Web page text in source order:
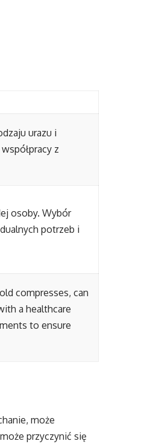
urazu i
z
osoby. Wybór
potrzeb i
compresses, can
a healthcare
to ensure
może
przyczynić się